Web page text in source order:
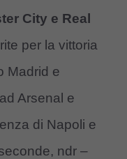
City e Real
per la vittoria
Madrid e
Arsenal e
di Napoli e
ndr –